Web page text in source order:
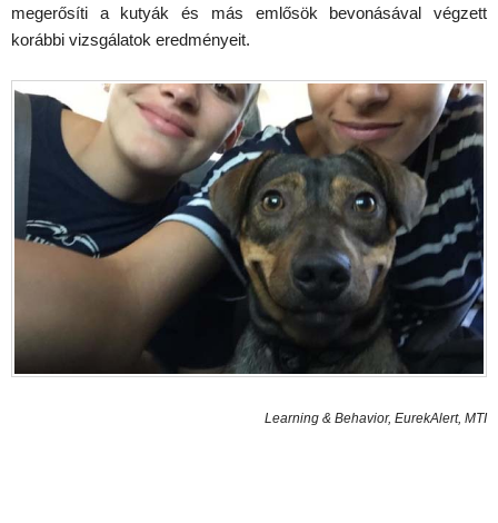
megerősíti a kutyák és más emlősök bevonásával végzett
korábbi vizsgálatok eredményeit.
Learning & Behavior, EurekAlert, MTI